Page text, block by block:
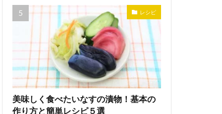
レシピ
美味しく食べたいなすの漬物！基本の
作り方と簡単レシピ５選